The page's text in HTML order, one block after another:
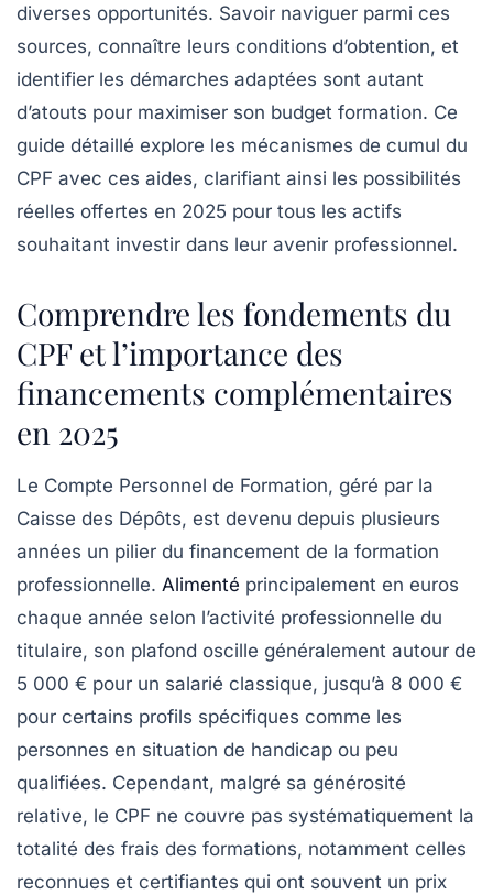
diverses opportunités. Savoir naviguer parmi ces
sources, connaître leurs conditions d’obtention, et
identifier les démarches adaptées sont autant
d’atouts pour maximiser son budget formation. Ce
guide détaillé explore les mécanismes de cumul du
CPF avec ces aides, clarifiant ainsi les possibilités
réelles offertes en 2025 pour tous les actifs
souhaitant investir dans leur avenir professionnel.
Comprendre les fondements du
CPF et l’importance des
financements complémentaires
en 2025
Le Compte Personnel de Formation, géré par la
Caisse des Dépôts, est devenu depuis plusieurs
années un pilier du financement de la formation
professionnelle. Alimenté principalement en euros
chaque année selon l’activité professionnelle du
titulaire, son plafond oscille généralement autour de
5 000 € pour un salarié classique, jusqu’à 8 000 €
pour certains profils spécifiques comme les
personnes en situation de handicap ou peu
qualifiées. Cependant, malgré sa générosité
relative, le CPF ne couvre pas systématiquement la
totalité des frais des formations, notamment celles
reconnues et certifiantes qui ont souvent un prix